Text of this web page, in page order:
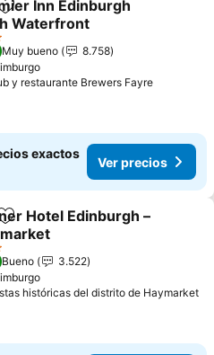
Agregar a favoritos
Inn Edinburgh
Waterfront
Muy bueno
8.758
y restaurante Brewers Fayre
exactos
Ver precios
Agregar a favoritos
Hotel Edinburgh –
Bueno
3.522
históricas del distrito de Haymarket